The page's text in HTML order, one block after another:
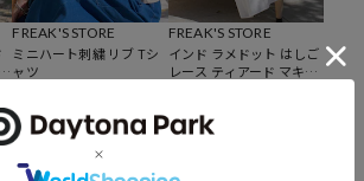
ワクワク・ドキドキを日本に伝えたい」という
服を中心に、カルチャーやアートなど自分たち
ライフスタイルの楽しみ方をリアルに提案する
FREAK'S STORE
ミニハート刺繍 リブ Tシ
ャツ
FREAK'S STORE
インド ラメドット はしご
レース ティアード マキシ